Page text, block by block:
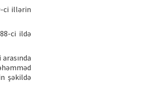
ci illərin
ci ildə
şəkildə